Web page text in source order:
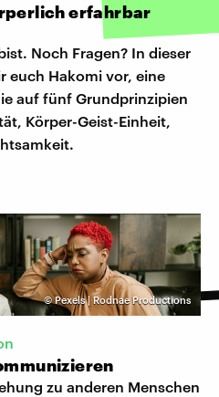
erfahrbar
Noch Fragen? In dieser
euch Hakomi vor, eine
auf fünf Grundprinzipien
Körper-Geist-Einheit,
©Pexels | Rodnae Productions
zu anderen Menschen